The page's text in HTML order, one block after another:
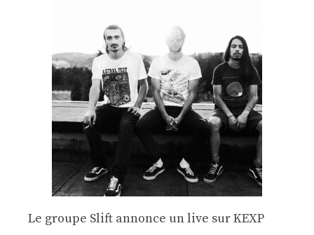
Le groupe Slift annonce un live sur KEXP